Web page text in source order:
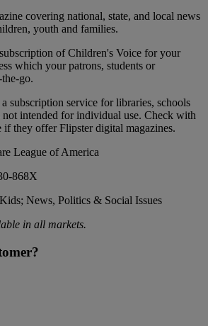
covering national, state, and local news
youth and families.
of Children's Voice for your
which your patrons, students or
go.
subscription service for libraries, schools
not intended for individual use. Check with
they offer Flipster digital magazines.
League of America
868X
News, Politics & Social Issues
in all markets.